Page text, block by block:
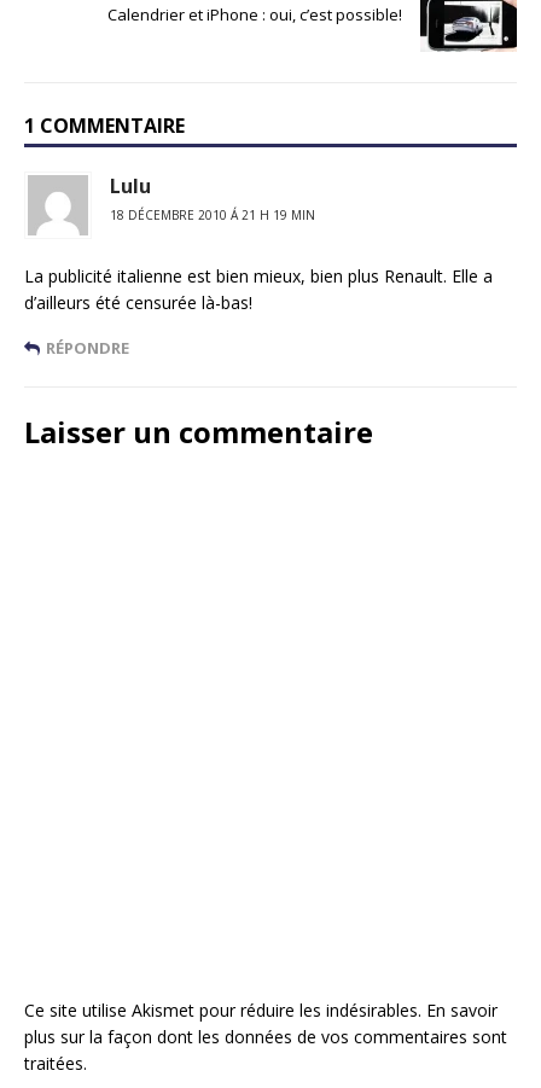
Calendrier et iPhone : oui, c’est possible!
1 COMMENTAIRE
Lulu
18 DÉCEMBRE 2010 Á 21 H 19 MIN
La publicité italienne est bien mieux, bien plus Renault. Elle a
d’ailleurs été censurée là-bas!
RÉPONDRE
Laisser un commentaire
Ce site utilise Akismet pour réduire les indésirables. En savoir
plus sur la façon dont les données de vos commentaires sont
traitées.